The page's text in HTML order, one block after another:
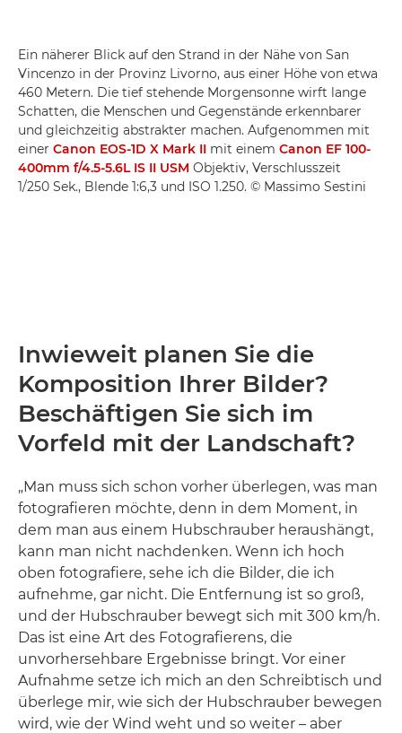
Ein näherer Blick auf den Strand in der Nähe von San
Vincenzo in der Provinz Livorno, aus einer Höhe von etwa
460 Metern. Die tief stehende Morgensonne wirft lange
Schatten, die Menschen und Gegenstände erkennbarer
und gleichzeitig abstrakter machen. Aufgenommen mit
einer Canon EOS-1D X Mark II mit einem Canon EF 100-
400mm f/4.5-5.6L IS II USM Objektiv, Verschlusszeit
1/250 Sek., Blende 1:6,3 und ISO 1.250. © Massimo Sestini
Inwieweit planen Sie die
Komposition Ihrer Bilder?
Beschäftigen Sie sich im
Vorfeld mit der Landschaft?
„Man muss sich schon vorher überlegen, was man
fotografieren möchte, denn in dem Moment, in
dem man aus einem Hubschrauber heraushängt,
kann man nicht nachdenken. Wenn ich hoch
oben fotografiere, sehe ich die Bilder, die ich
aufnehme, gar nicht. Die Entfernung ist so groß,
und der Hubschrauber bewegt sich mit 300 km/h.
Das ist eine Art des Fotografierens, die
unvorhersehbare Ergebnisse bringt. Vor einer
Aufnahme setze ich mich an den Schreibtisch und
überlege mir, wie sich der Hubschrauber bewegen
wird, wie der Wind weht und so weiter – aber